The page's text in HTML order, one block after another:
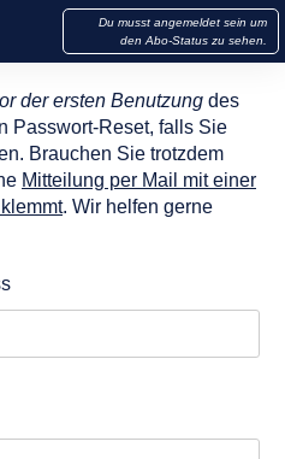
Du musst angemeldet sein um
den Abo-Status zu sehen.
nicht eingeloggt
der ersten Benutzung des
Passwort-Reset, falls Sie
Brauchen Sie trotzdem
Mitteilung per Mail mit einer
. Wir helfen gerne